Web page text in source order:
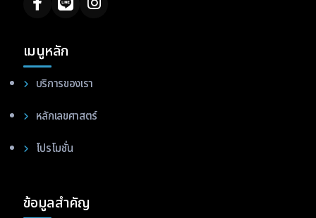
เมนูหลัก
บริการของเรา
หลักเลขศาสตร์
โปรโมชั่น
ข้อมูลสำคัญ